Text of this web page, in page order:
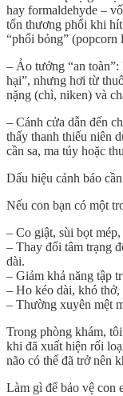
hay formaldehyde –
tổn thương phổi khi
“phổi bỏng” (popcorn
– Ảo tưởng “an toàn”:
hại”, nhưng hơi từ
nặng (chì, niken) và
– Cánh cửa dẫn đến
thấy thanh thiếu niên
cần sa, ma túy hoặc
Dấu hiệu cảnh báo
Nếu con bạn có một
– Co giật, sùi bọt
– Thay đổi tâm trạng
dài.
– Giảm khả năng tập
– Ho kéo dài, khó thở,
– Thường xuyên mệt
Trong phòng khám,
khi đã xuất hiện rối
não có thể đã trở nên
Làm gì để bảo vệ con